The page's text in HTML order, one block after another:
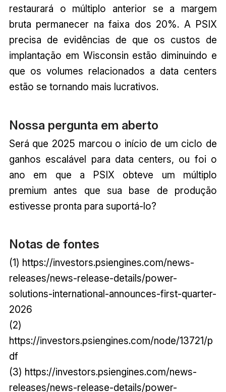
restaurará o múltiplo anterior se a margem
bruta permanecer na faixa dos 20%. A PSIX
precisa de evidências de que os custos de
implantação em Wisconsin estão diminuindo e
que os volumes relacionados a data centers
estão se tornando mais lucrativos.
Nossa pergunta em aberto
Será que 2025 marcou o início de um ciclo de
ganhos escalável para data centers, ou foi o
ano em que a PSIX obteve um múltiplo
premium antes que sua base de produção
estivesse pronta para suportá-lo?
Notas de fontes
(1) https://investors.psiengines.com/news-
releases/news-release-details/power-
solutions-international-announces-first-quarter-
2026
(2)
https://investors.psiengines.com/node/13721/p
df
(3) https://investors.psiengines.com/news-
releases/news-release-details/power-